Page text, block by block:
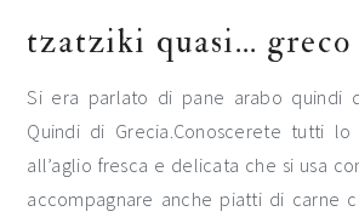
tzatziki quasi… greco
Si era parlato di pane arabo quindi
Quindi di Grecia.Conoscerete tutti lo
all’aglio fresca e delicata che si usa
accompagnare anche piatti di carne